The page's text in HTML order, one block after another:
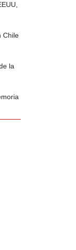
Chile
la